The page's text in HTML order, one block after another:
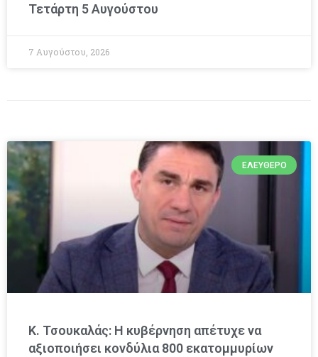
Τετάρτη 5 Αυγούστου
7 Αυγούστου, 2026
ΕΛΕΎΘΕΡΟ
Κ. Τσουκαλάς: Η κυβέρνηση απέτυχε να
αξιοποιήσει κονδύλια 800 εκατομμυρίων